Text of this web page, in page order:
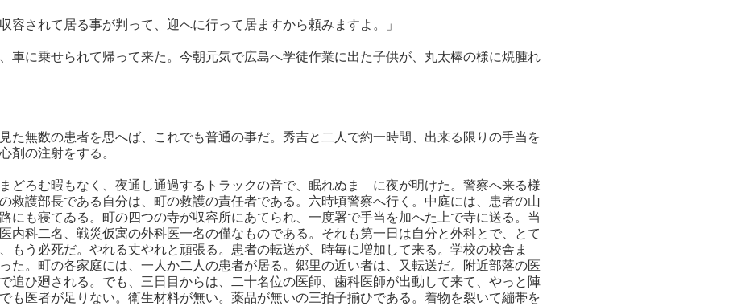
容されて居る事が判って、迎へに行って居ますから頼みますよ。」
車に乗せられて帰って来た。今朝元気で広島へ学徒作業に出た子供が、丸太棒の様に焼腫れ
た無数の患者を思へば、これでも普通の事だ。秀吉と二人で約一時間、出来る限りの手当を
剤の注射をする。
どろむ暇もなく、夜通し通過するトラックの音で、眠れぬまゝに夜が明けた。警察へ来る様
救護部長である自分は、町の救護の責任者である。六時頃警察へ行く。中庭には、患者の山
にも寝てゐる。町の四つの寺が収容所にあてられ、一度署で手当を加へた上で寺に送る。当
内科二名、戦災仮寓の外科医一名の僅なものである。それも第一日は自分と外科とで、とて
もう必死だ。やれる丈やれと頑張る。患者の転送が、時毎に増加して来る。学校の校舎ま
た。町の各家庭には、一人か二人の患者が居る。郷里の近い者は、又転送だ。附近部落の医
追ひ廻される。でも、三日目からは、二十名位の医師、歯科医師が出動して来て、やっと陣
も医者が足りない。衛生材料が無い。薬品が無いの三拍子揃ひである。着物を裂いて繃帯を